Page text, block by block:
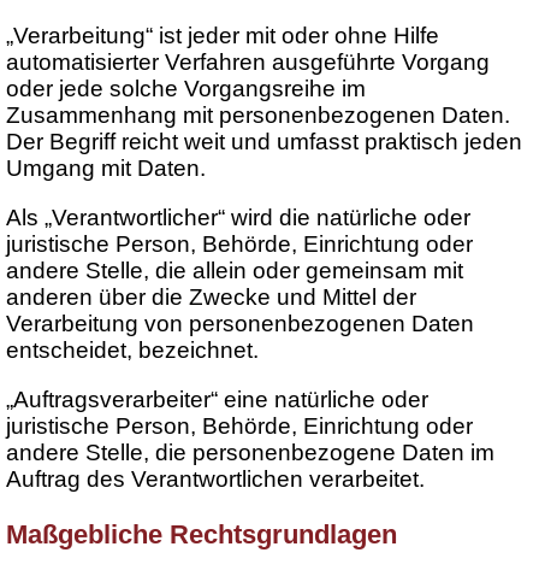
„Verarbeitung“ ist jeder mit oder ohne Hilfe
automatisierter Verfahren ausgeführte Vorgang
oder jede solche Vorgangsreihe im
Zusammenhang mit personenbezogenen Daten.
Der Begriff reicht weit und umfasst praktisch jeden
Umgang mit Daten.
Als „Verantwortlicher“ wird die natürliche oder
juristische Person, Behörde, Einrichtung oder
andere Stelle, die allein oder gemeinsam mit
anderen über die Zwecke und Mittel der
Verarbeitung von personenbezogenen Daten
entscheidet, bezeichnet.
„Auftragsverarbeiter“ eine natürliche oder
juristische Person, Behörde, Einrichtung oder
andere Stelle, die personenbezogene Daten im
Auftrag des Verantwortlichen verarbeitet.
Maßgebliche Rechtsgrundlagen